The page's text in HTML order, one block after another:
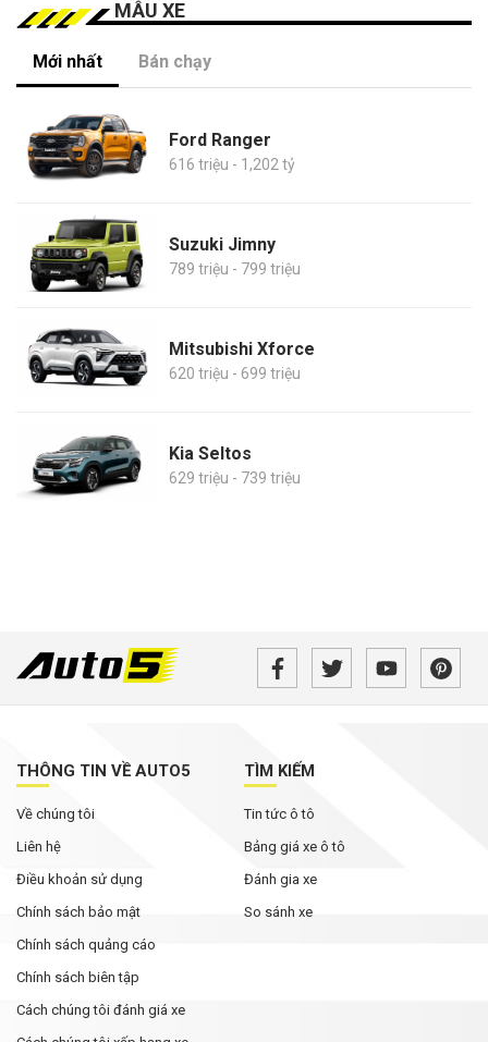
MẪU XE
Mới nhất Bán chạy
Ford Ranger
616 triệu - 1,202 tỷ
Suzuki Jimny
789 triệu - 799 triệu
Mitsubishi Xforce
620 triệu - 699 triệu
Kia Seltos
629 triệu - 739 triệu
THÔNG TIN VỀ AUTO5
Về chúng tôi
Liên hệ
Điều khoản sử dụng
Chính sách bảo mật
Chính sách quảng cáo
Chính sách biên tập
Cách chúng tôi đánh giá xe
TÌM KIẾM
Tin tức ô tô
Bảng giá xe ô tô
Đánh gia xe
So sánh xe